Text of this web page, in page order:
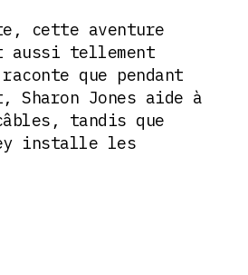
cette aventure
tellement
raconte que pendant
Sharon Jones aide à
tandis que
installe les